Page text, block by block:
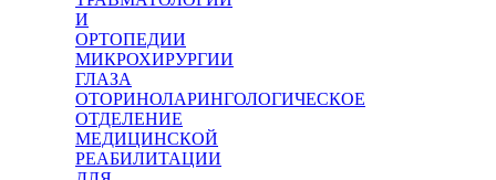
И
ОРТОПЕДИИ
МИКРОХИРУРГИИ
ГЛАЗА
ОТОРИНОЛАРИНГОЛОГИЧЕСКОЕ
ОТДЕЛЕНИЕ
МЕДИЦИНСКОЙ
РЕАБИЛИТАЦИИ